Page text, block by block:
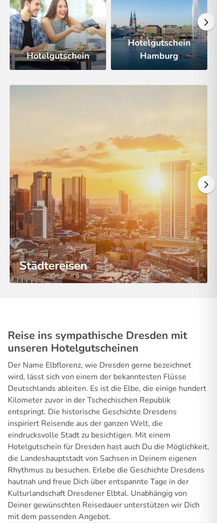
Hotelgutschein
Hotelgutschein
Hamburg
Städtereisen
Reise ins sympathische Dresden mit
unseren Hotelgutscheinen
Der Name Elbflorenz, wie Dresden gerne bezeichnet
wird, lässt sich von einem der bekanntesten Flüsse
Deutschlands ableiten. Es ist die Elbe, die einige hundert
Kilometer zuvor in der Tschechischen Republik
entspringt. Die historische Geschichte Dresdens
inspiriert Reisende aus der ganzen Welt, die
eindrucksvolle Stadt zu besichtigen. Mit einem
Hotelgutschein für Dresden hast auch Du die Möglichkeit,
die Landeshauptstadt von Sachsen in Deinem eigenen
Rhythmus zu besuchen. Erlebe die Geschichte Dresdens
hautnah und freue Dich über entspannte Tage in der
Kulturlandschaft Dresdener Elbtal. Unabhängig von
Deiner gewünschten Reisedauer unterstützen wir Dich
mit dem passenden Angebot.